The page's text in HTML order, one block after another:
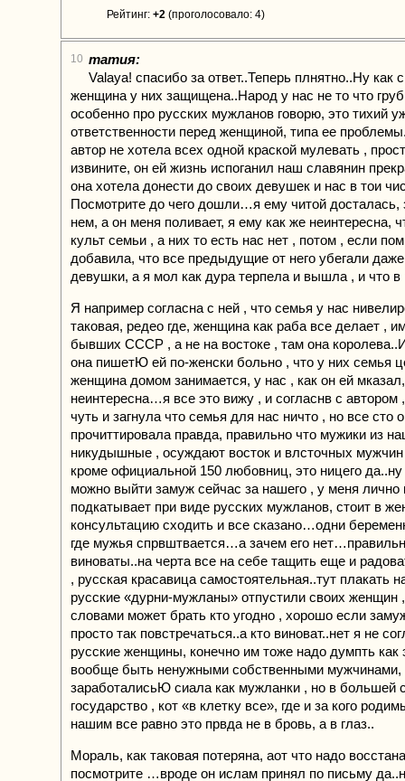
Рейтинг: +2 (проголосовало: 4)
10 татия:
Valaya! спасибо за ответ..Теперь плнятно..Ну как
женщина у них защищена..Народ у нас не то что
особенно про русских мужланов говорю, это тихий
ответственности перед женщиной, типа ее
автор не хотела всех одной краской мулевать ,
извините, он ей жизнь испоганил наш славянин
она хотела донести до своих девушек и нас в тои
Посмотрите до чего дошли…я ему читой досталась,
нем, а он меня поливает, я ему как же неинтересна,
культ семьи , а них то есть нас нет , потом , если
добавила, что все предыдущие от него убегали
девушки, а я мол как дура терпела и вышла , и что
Я например согласна с ней , что семья у нас
таковая, редео где, женщина как раба все делает ,
бывших СССР , а не на востоке , там она
она пишетЮ ей по-женски больно , что у них семья
женщина домом занимается, у нас , как он ей
неинтересна…я все это вижу , и согласнв с автором
чуть и загнула что семья для нас ничто , но все сто
прочиттировала правда, правильно что мужики из
никудышные , осуждают восток и влсточных
кроме официальной 150 любовниц, это ницего да..ну
можно выйти замуж сейчас за нашего , у меня лично
подкатывает при виде русских мужланов, стоит в
консультацию сходить и все сказано…одни
где мужья спрвштвается…а зачем его
виноваты..на черта все на себе тащить еще и
, русская красавица самостоятельная..тут плакать
русские «дурни-мужланы» отпустили своих женщин
словами может брать кто угодно , хорошо если
просто так повстречаться..а кто виноват..нет я не
русские женщины, конечно им тоже надо думпть как
вообще быть ненужными собственными мужчинами,
заработалисьЮ сиала как мужланки , но в большей
государство , кот «в клетку все», где и за кого
нашим все равно это првда не в бровь, а в глаз..
Мораль, как таковая потеряна, аот что надо
посмотрите …вроде он ислам принял по письму